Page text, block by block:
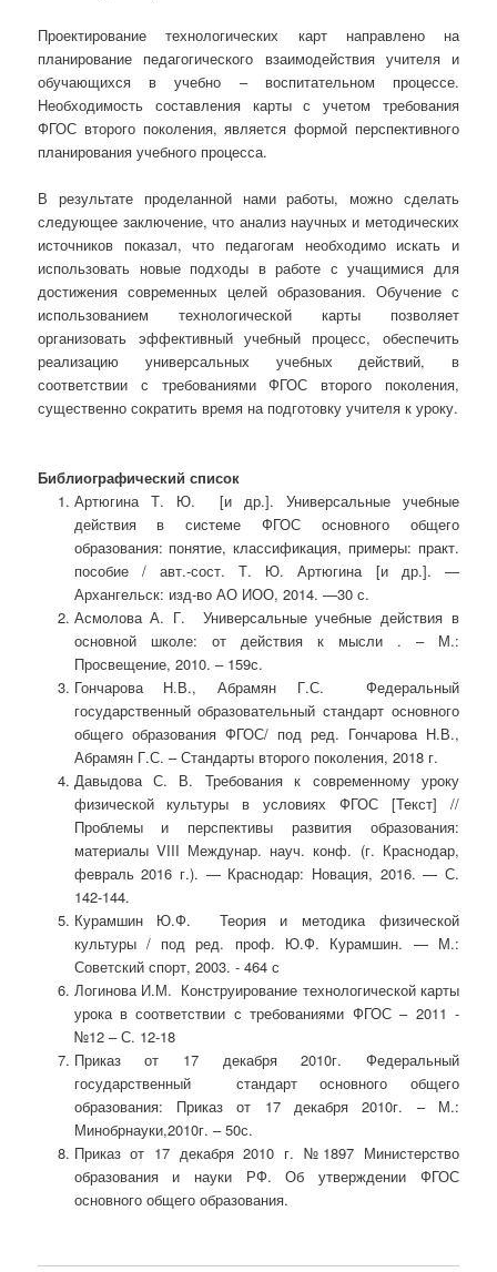
Проектирование технологических карт направлено на
планирование педагогического взаимодействия учителя и
обучающихся в учебно – воспитательном процессе.
Необходимость составления карты с учетом требования
ФГОС второго поколения, является формой перспективного
планирования учебного процесса.
В результате проделанной нами работы, можно сделать
следующее заключение, что анализ научных и методических
источников показал, что педагогам необходимо искать и
использовать новые подходы в работе с учащимися для
достижения современных целей образования. Обучение с
использованием технологической карты позволяет
организовать эффективный учебный процесс, обеспечить
реализацию универсальных учебных действий, в
соответствии с требованиями ФГОС второго поколения,
существенно сократить время на подготовку учителя к уроку.
Библиографический список
Артюгина Т. Ю. [и др.]. Универсальные учебные
действия в системе ФГОС основного общего
образования: понятие, классификация, примеры: практ.
пособие / авт.-сост. Т. Ю. Артюгина [и др.]. —
Архангельск: изд-во АО ИОО, 2014. —30 с.
Асмолова А. Г. Универсальные учебные действия в
основной школе: от действия к мысли . – М.:
Просвещение, 2010. – 159с.
Гончарова Н.В., Абрамян Г.С. Федеральный
государственный образовательный стандарт основного
общего образования ФГОС/ под ред. Гончарова Н.В.,
Абрамян Г.С. – Стандарты второго поколения, 2018 г.
Давыдова С. В. Требования к современному уроку
физической культуры в условиях ФГОС [Текст] //
Проблемы и перспективы развития образования:
материалы VIII Междунар. науч. конф. (г. Краснодар,
февраль 2016 г.). — Краснодар: Новация, 2016. — С.
142-144.
Курамшин Ю.Ф. Теория и методика физической
культуры / под ред. проф. Ю.Ф. Курамшин. — М.:
Советский спорт, 2003. - 464 с
Логинова И.М. Конструирование технологической карты
урока в соответствии с требованиями ФГОС – 2011 -
№12 – С. 12-18
Приказ от 17 декабря 2010г. Федеральный
государственный стандарт основного общего
образования: Приказ от 17 декабря 2010г. – М.:
Минобрнауки,2010г. – 50с.
Приказ от 17 декабря 2010 г. №1897 Министерство
образования и науки РФ. Об утверждении ФГОС
основного общего образования.